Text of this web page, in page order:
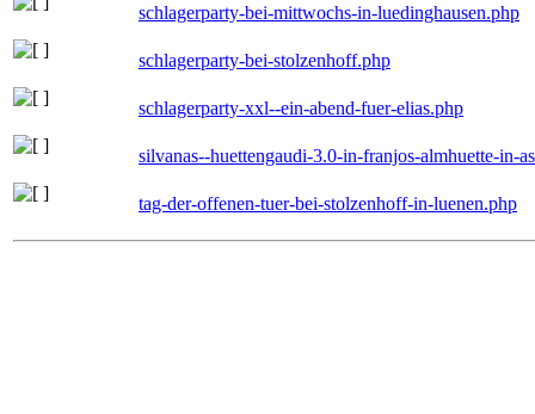
schlagerparty-bei-mittwochs-in-luedinghausen.php
schlagerparty-bei-stolzenhoff.php
schlagerparty-xxl--ein-abend-fuer-elias.php
silvanas--huettengaudi-3.0-in-franjos-almhuette-in-
tag-der-offenen-tuer-bei-stolzenhoff-in-luenen.php